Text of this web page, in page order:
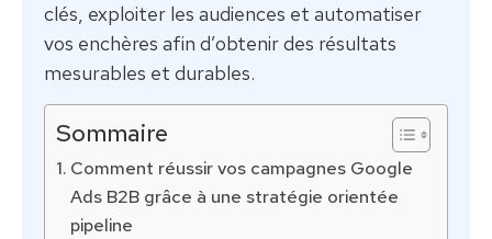
clés, exploiter les audiences et automatiser
vos enchères afin d’obtenir des résultats
mesurables et durables.
Sommaire
Comment réussir vos campagnes Google
Ads B2B grâce à une stratégie orientée
pipeline